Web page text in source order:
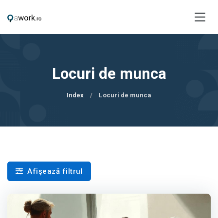
Locuri de munca
Index Locuri de munca
Afişează filtrul